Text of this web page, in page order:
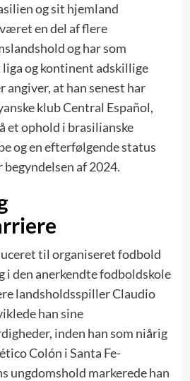
og sit hjemland
en del af flere
og har som
og kontinent adskillige
angiver, at han senest har
klub Central Español,
et ophold i brasilianske
og en efterfølgende status
af 2024.
til organiseret fodbold
i den anerkendte fodboldskole
landsholdsspiller Claudio
han sine
inden han som niårig
Colón i Santa Fe-
ungdomshold markerede han